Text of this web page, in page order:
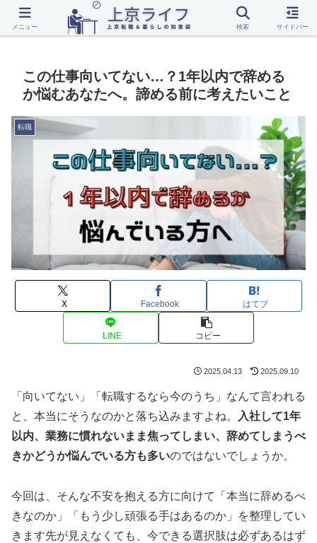
上京 一人暮らし 話題
この仕事向いてない…？1年以内で辞める
か悩むあなたへ。諦める前に考えたいこと
転職
X Facebook はてブ
LINE コピー
2025.04.13 2025.09.10
「向いてない」「転職するなら今のうち」なんて言われる
と、本当にそうなのかと落ち込みますよね。
入社して1年
以内、業務に慣れないまま焦ってしまい、辞めてしまうべ
きかどうか悩んでいる方も多いのではないでしょうか。
今回は、そんな不安を抱える方に向けて「本当に辞めるべ
きなのか」「もう少し頑張る手はあるのか」を整理してい
きます先が見えなくても、今できる選択肢は必ずあるはず
メニュー 検索 サイドバー